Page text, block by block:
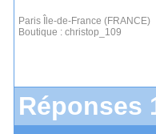
Paris Île-de-France (FRANCE)
Boutique : christop_109
Réponses